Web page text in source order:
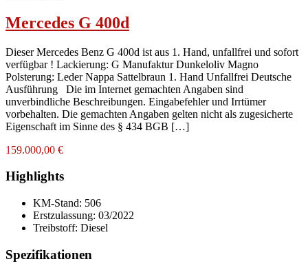
Mercedes G 400d
Dieser Mercedes Benz G 400d ist aus 1. Hand, unfallfrei und sofort
verfügbar ! Lackierung: G Manufaktur Dunkeloliv Magno
Polsterung: Leder Nappa Sattelbraun 1. Hand Unfallfrei Deutsche
Ausführung Die im Internet gemachten Angaben sind
unverbindliche Beschreibungen. Eingabefehler und Irrtümer
vorbehalten. Die gemachten Angaben gelten nicht als zugesicherte
Eigenschaft im Sinne des § 434 BGB […]
159.000,00 €
Highlights
KM-Stand: 506
Erstzulassung: 03/2022
Treibstoff: Diesel
Spezifikationen